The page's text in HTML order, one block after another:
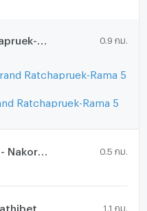
ส่วนใต้ TV
ดผนัง
ร์ ลบมุม
าดใหญ่ 2.20
องดูดควัน
ย็น2 ประตู ขนาด 21.8 Q
นาด5ฟุต 2 เตียง
อยู่บ้านกับครอบครัว
0.9 กม.
Ratchapruek-Rama 5
Ratchapruek-Rama 5
Anya Ratchapruek - Nakorn Inn 0.5 กม.
1.1 กม.